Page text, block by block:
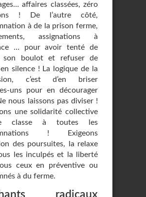
affaires classées, zéro
! De l’autre côté,
à de la prison ferme,
assignations à
… pour avoir tenté de
son boulot et refuser de
silence ! La logique de la
c’est d’en briser
uns pour en décourager
nous laissons pas diviser !
une solidarité collective
classe à toutes les
! Exigeons
des poursuites, la relaxe
les inculpés et la liberté
ceux en préventive ou
à du ferme.
radicaux